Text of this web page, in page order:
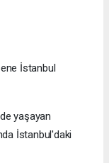
İstanbul
yaşayan
İstanbul'daki